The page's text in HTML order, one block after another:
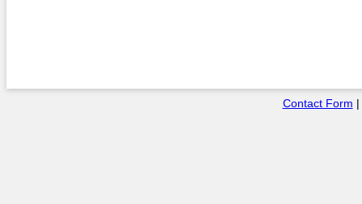
Contact Form |